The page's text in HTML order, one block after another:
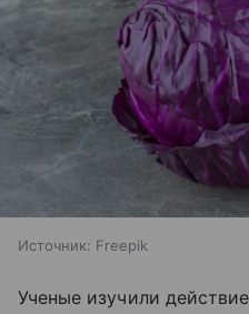
Источник: Freepik
Ученые изучили